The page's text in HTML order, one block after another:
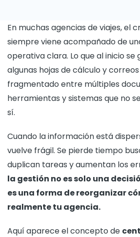
En muchas agencias de viajes, el
siempre viene acompañado de
operativa clara. Lo que al inicio se
algunas hojas de cálculo y
fragmentado entre múltiples
herramientas y sistemas que no
sí.
Cuando la información está
vuelve frágil. Se pierde tiempo
duplican tareas y aumentan los
la gestión no es solo una
es una forma de reorganizar
realmente tu agencia.
Aquí aparece el concepto de